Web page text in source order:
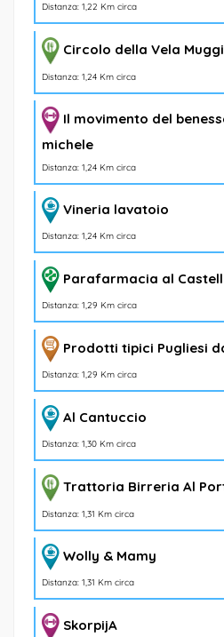
Distanza: 1,22 Km circa
Circolo della Vela
Distanza: 1,24 Km circa
Il movimento del
michele
Distanza: 1,24 Km circa
Vineria lavatoio
Distanza: 1,24 Km circa
Parafarmacia al
Distanza: 1,29 Km circa
Prodotti tipici Pugliesi
Distanza: 1,29 Km circa
Al Cantuccio
Distanza: 1,30 Km circa
Trattoria Birreria Al
Distanza: 1,31 Km circa
Wolly & Mamy
Distanza: 1,31 Km circa
SkorpijA